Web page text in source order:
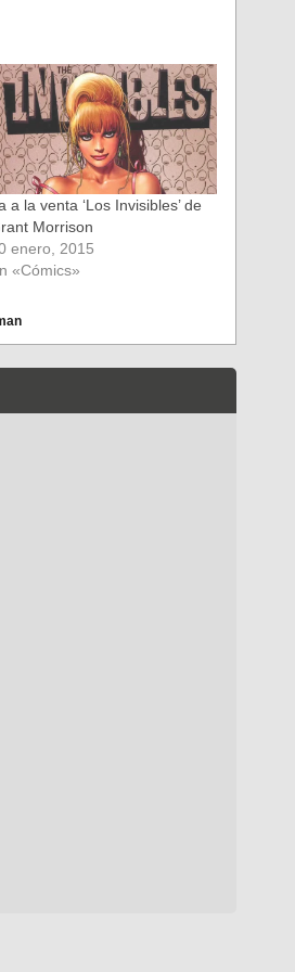
a la venta ‘Los Invisibles’ de
Morrison
enero, 2015
«Cómics»